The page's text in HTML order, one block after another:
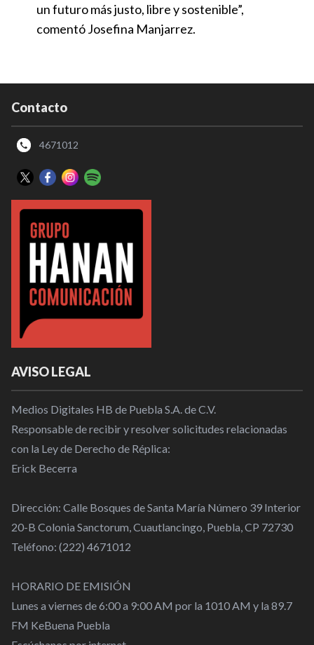
un futuro más justo, libre y sostenible”,
comentó Josefina Manjarrez.
Contacto
4671012
AVISO LEGAL
Medios Digitales HB de Puebla S.A. de C.V.
Responsable de recibir y resolver solicitudes relacionadas
con la Ley de Derecho de Réplica:
Erick Becerra
Dirección: Calle Bosques de Santa María Número 39 Interior
20-B Colonia Sanctorum, Cuautlancingo, Puebla, CP 72730
Teléfono: (222) 4671012
HORARIO DE EMISIÓN
Lunes a viernes de 6:00 a 9:00 AM por la 1010 AM y la 89.7
FM KeBuena Puebla